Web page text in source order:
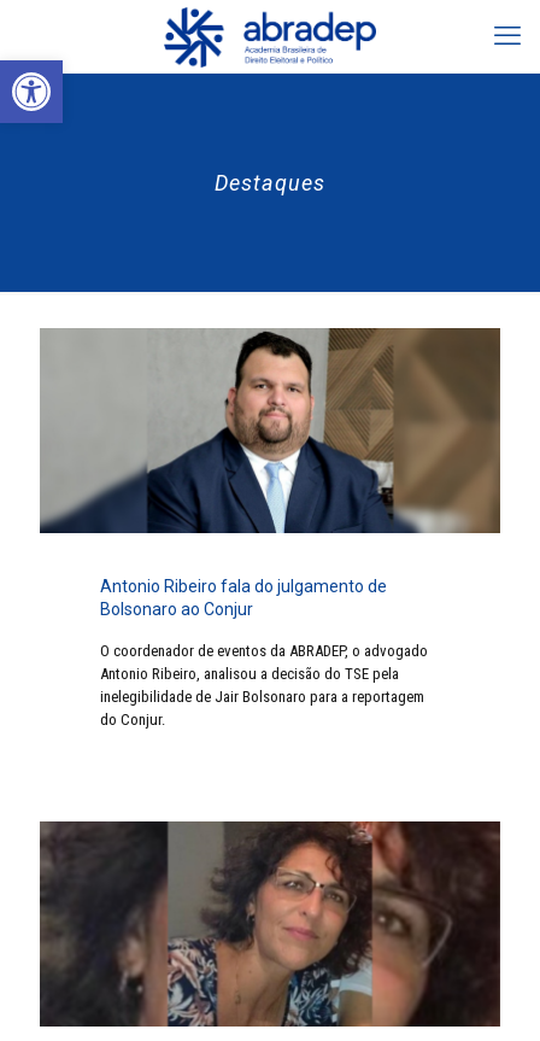
Abrir a barra de ferramentas
Destaques
Antonio Ribeiro fala do julgamento de
Bolsonaro ao Conjur
O coordenador de eventos da ABRADEP, o advogado
Antonio Ribeiro, analisou a decisão do TSE pela
inelegibilidade de Jair Bolsonaro para a reportagem
do Conjur.